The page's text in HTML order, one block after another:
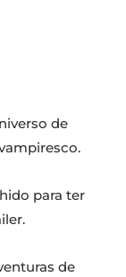
de
para ter
de